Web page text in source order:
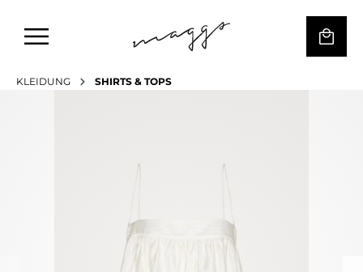
KLEIDUNG SHIRTS & TOPS